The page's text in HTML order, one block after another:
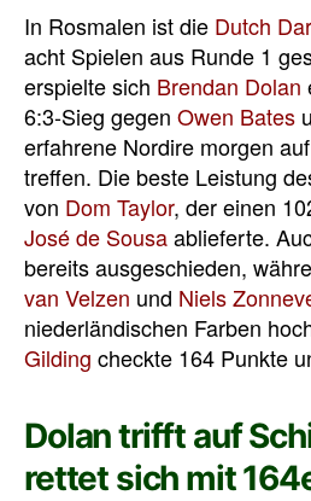
In Rosmalen ist die Dutch
acht Spielen aus Runde 1
erspielte sich Brendan Dolan
6:3-Sieg gegen Owen Bates
erfahrene Nordire morgen auf
treffen. Die beste Leistung
von Dom Taylor, der einen
José de Sousaablieferte.
bereits ausgeschieden,
van Velzen und Niels
niederländischen Farben
Gilding checkte 164 Punkte
Dolan trifft auf
rettet sich mit